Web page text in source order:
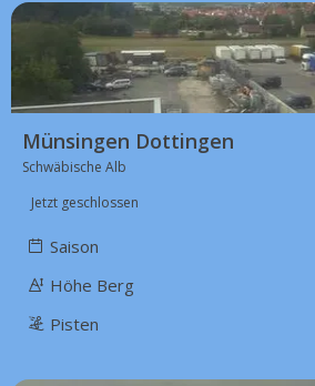
Münsingen Dottingen
Schwäbische Alb
Jetzt geschlossen
Saison
Höhe Berg
Pisten